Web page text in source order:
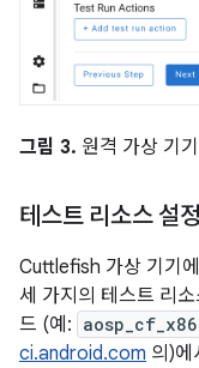
그림 3. 원격 가상 기
테스트 리소스 설정
Cuttlefish 가상 기기
세 가지의 테스트 리
드 (예:
ci.android.com 의)에